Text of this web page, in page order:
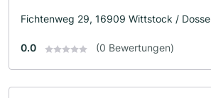
Fichtenweg 29, 16909 Wittstock / Dosse
0.0 (0 Bewertungen)